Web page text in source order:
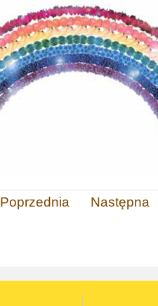
Poprzednia Następna